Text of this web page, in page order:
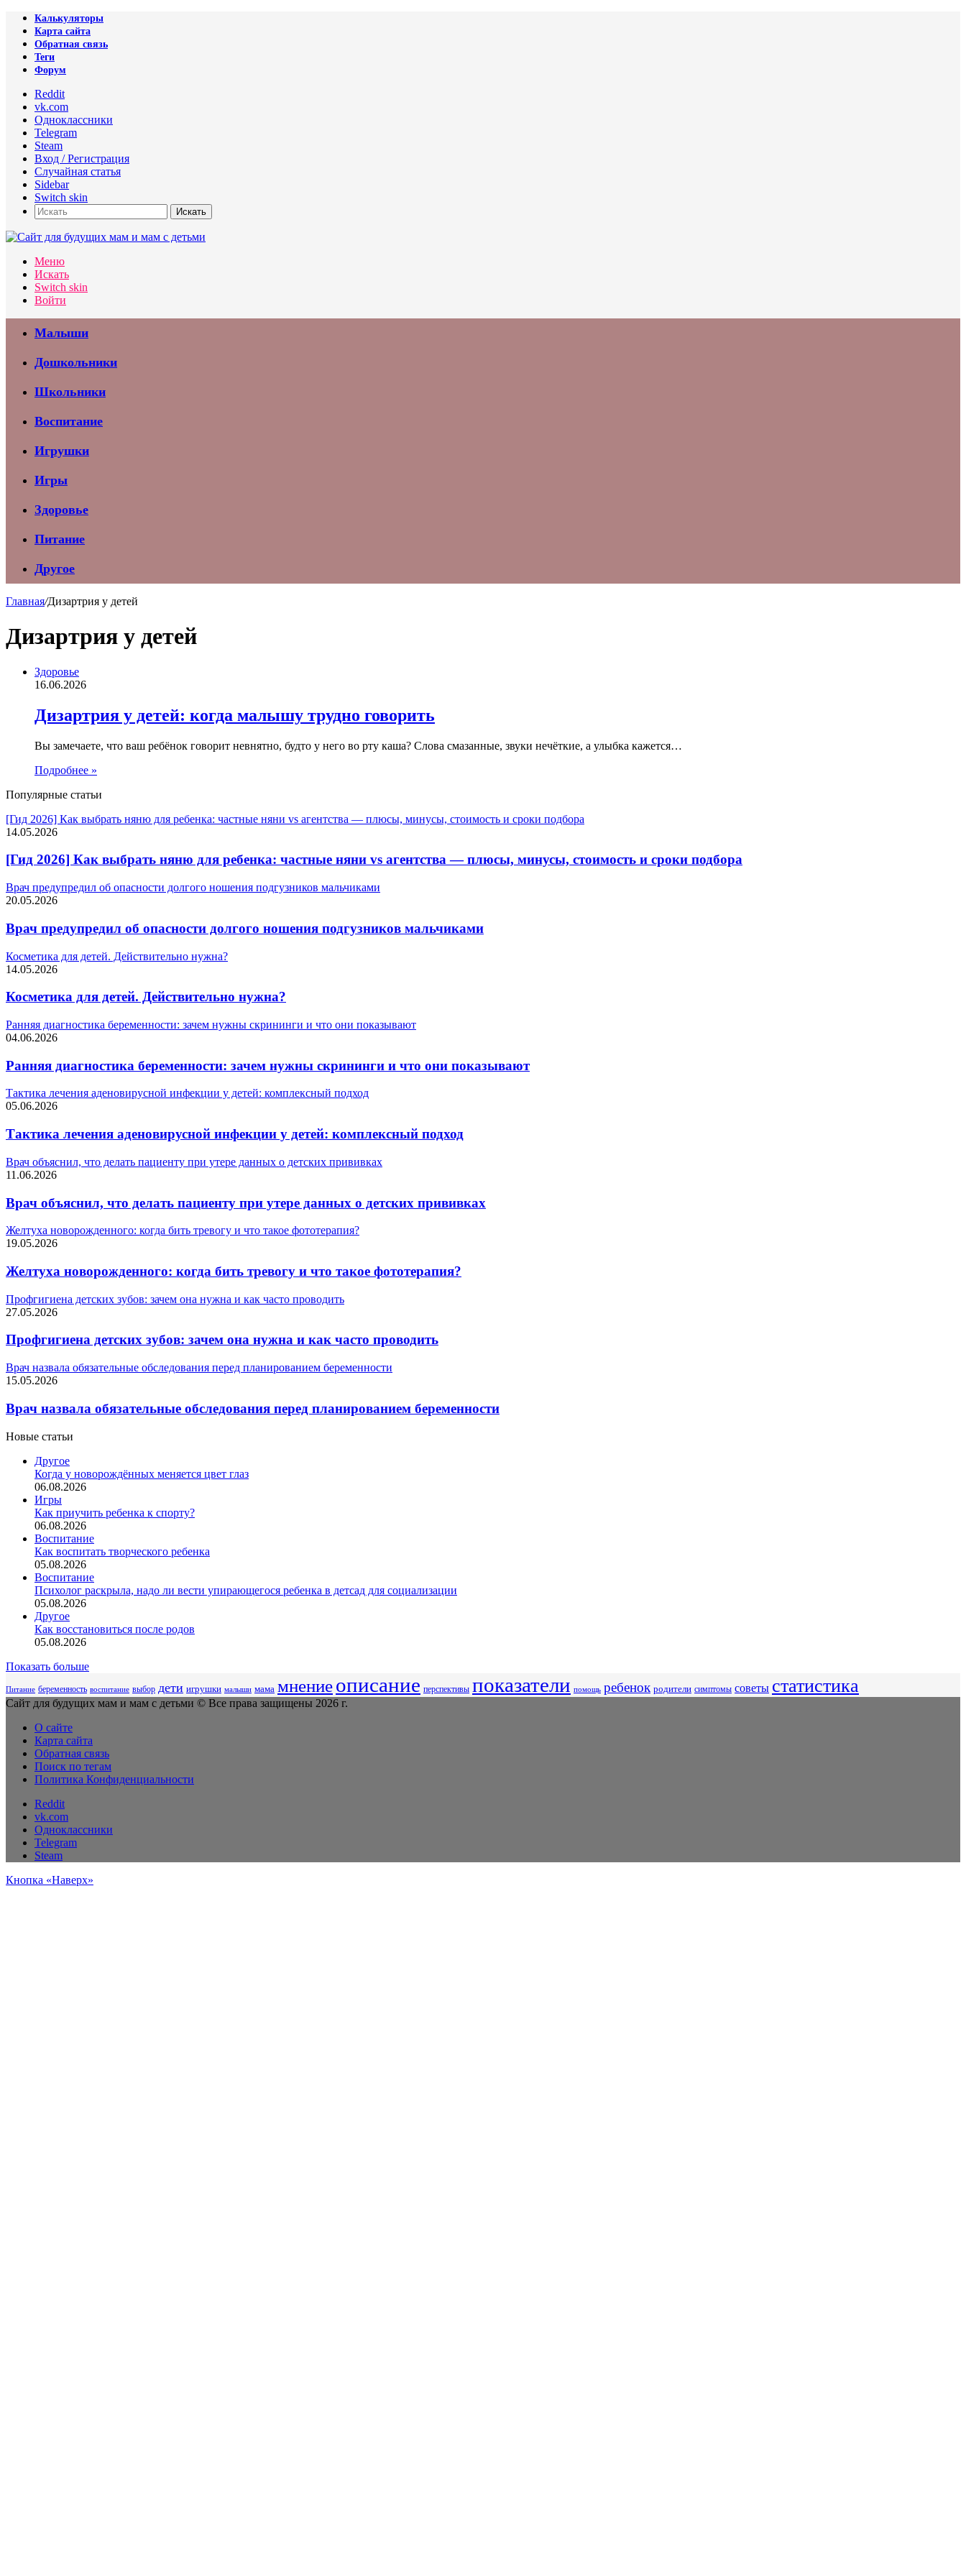
Калькуляторы
Карта сайта
Обратная связь
Теги
Форум
Reddit
vk.com
Одноклассники
Telegram
Steam
Вход / Регистрация
Случайная статья
Sidebar
Switch skin
Искать
Меню
Искать
Switch skin
Войти
Малыши
Дошкольники
Школьники
Воспитание
Игрушки
Игры
Здоровье
Питание
Другое
Главная/Дизартрия у детей
Дизартрия у детей
Здоровье
16.06.2026
Дизартрия у детей: когда малышу трудно говорить
Вы замечаете, что ваш ребёнок говорит невнятно, будто у него во рту каша? Слова смазанные, звуки нечёткие, а улыбка кажется…
Подробнее »
Популярные статьи
[Гид 2026] Как выбрать няню для ребенка: частные няни vs агентства — плюсы, минусы, стоимость и сроки подбора
14.05.2026
[Гид 2026] Как выбрать няню для ребенка: частные няни vs агентства — плюсы, минусы, стоимость и сроки подбора
Врач предупредил об опасности долгого ношения подгузников мальчиками
20.05.2026
Врач предупредил об опасности долгого ношения подгузников мальчиками
Косметика для детей. Действительно нужна?
14.05.2026
Косметика для детей. Действительно нужна?
Ранняя диагностика беременности: зачем нужны скрининги и что они показывают
04.06.2026
Ранняя диагностика беременности: зачем нужны скрининги и что они показывают
Тактика лечения аденовирусной инфекции у детей: комплексный подход
05.06.2026
Тактика лечения аденовирусной инфекции у детей: комплексный подход
Врач объяснил, что делать пациенту при утере данных о детских прививках
11.06.2026
Врач объяснил, что делать пациенту при утере данных о детских прививках
Желтуха новорожденного: когда бить тревогу и что такое фототерапия?
19.05.2026
Желтуха новорожденного: когда бить тревогу и что такое фототерапия?
Профгигиена детских зубов: зачем она нужна и как часто проводить
27.05.2026
Профгигиена детских зубов: зачем она нужна и как часто проводить
Врач назвала обязательные обследования перед планированием беременности
15.05.2026
Врач назвала обязательные обследования перед планированием беременности
Новые статьи
Другое
Когда у новорождённых меняется цвет глаз
06.08.2026
Игры
Как приучить ребенка к спорту?
06.08.2026
Воспитание
Как воспитать творческого ребенка
05.08.2026
Воспитание
Психолог раскрыла, надо ли вести упирающегося ребенка в детсад для социализации
05.08.2026
Другое
Как восстановиться после родов
05.08.2026
Показать больше
Питание беременность воспитание выбор дети игрушки малыши мама мнениеописание перспективы показатели помощь ребенок родители симптомы советы статистика
Сайт для будущих мам и мам с детьми © Все права защищены 2026 г.
О сайте
Карта сайта
Обратная связь
Поиск по тегам
Политика Конфиденциальности
Reddit
vk.com
Одноклассники
Telegram
Steam
Кнопка «Наверх»